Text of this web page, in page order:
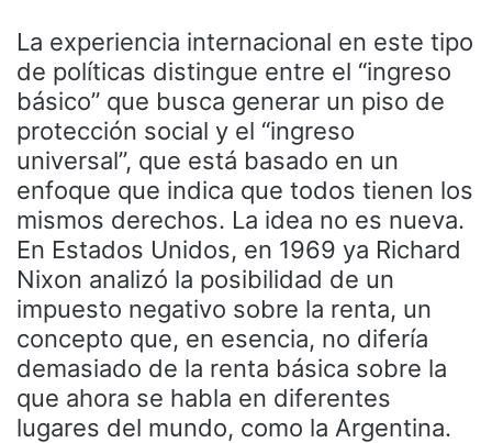
La experiencia internacional en este tipo
de políticas distingue entre el “ingreso
básico” que busca generar un piso de
protección social y el “ingreso
universal”, que está basado en un
enfoque que indica que todos tienen los
mismos derechos. La idea no es nueva.
En Estados Unidos, en 1969 ya Richard
Nixon analizó la posibilidad de un
impuesto negativo sobre la renta, un
concepto que, en esencia, no difería
demasiado de la renta básica sobre la
que ahora se habla en diferentes
lugares del mundo, como la Argentina.